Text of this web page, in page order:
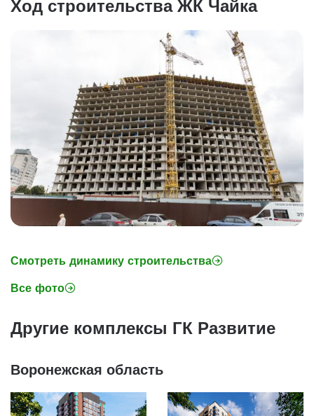
Ход строительства ЖК Чайка
Смотреть динамику строительства
Все фото
Другие комплексы ГК Развитие
Воронежская область